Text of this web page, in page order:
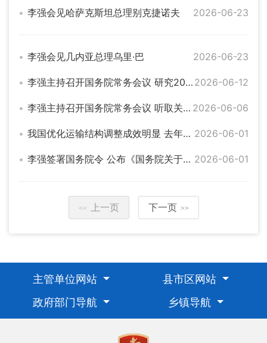
李强会见哈萨克斯坦总理别克捷诺夫 2026-06-23
李强会见几内亚总理乌里·巴 2026-06-23
李强主持召开国务院常务会议 研究2025年度中央预算执行和其他财政收支审计查出问题整改工作等 2026-06-12
李强主持召开国务院常务会议 听取关于做好就业工作汇报 审议通过《实施就业优先战略“十五五”规划》等 2026-06-06
我国优化运输结构调整成效明显 去年集装箱多式联运量同比增长超15% 2026-06-01
李强签署国务院令 公布《国务院关于对外投资的规定》 2026-06-01
<< 上一页 下一页 >>
主管单位网站
县市区网站
政府部门导航
乡镇导航